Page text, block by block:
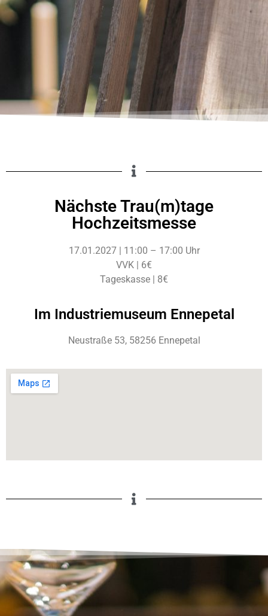
Nächste Trau(m)tage
Hochzeitsmesse
17.01.2027 | 11:00 – 17:00 Uhr
VVK | 6€
Tageskasse | 8€
Im Industriemuseum Ennepetal
Neustraße 53, 58256 Ennepetal